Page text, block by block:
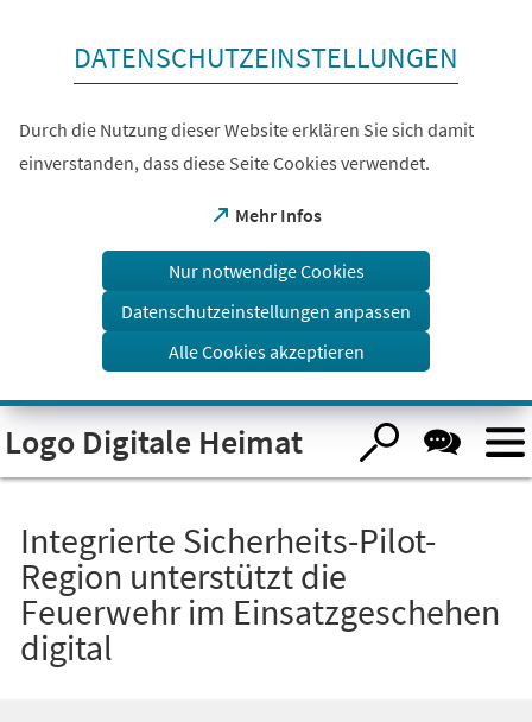
DATENSCHUTZEINSTELLUNGEN
Durch die Nutzung dieser Website erklären Sie sich damit
einverstanden, dass diese Seite Cookies verwendet.
Mehr Infos
(Öffnet
einem
Tab)
Nur notwendige Cookies
Datenschutzeinstellungen anpassen
Alle Cookies akzeptieren
Logo Digitale Heimat
Integrierte Sicherheits-Pilot-
Region unterstützt die
Feuerwehr im Einsatzgeschehen
digital